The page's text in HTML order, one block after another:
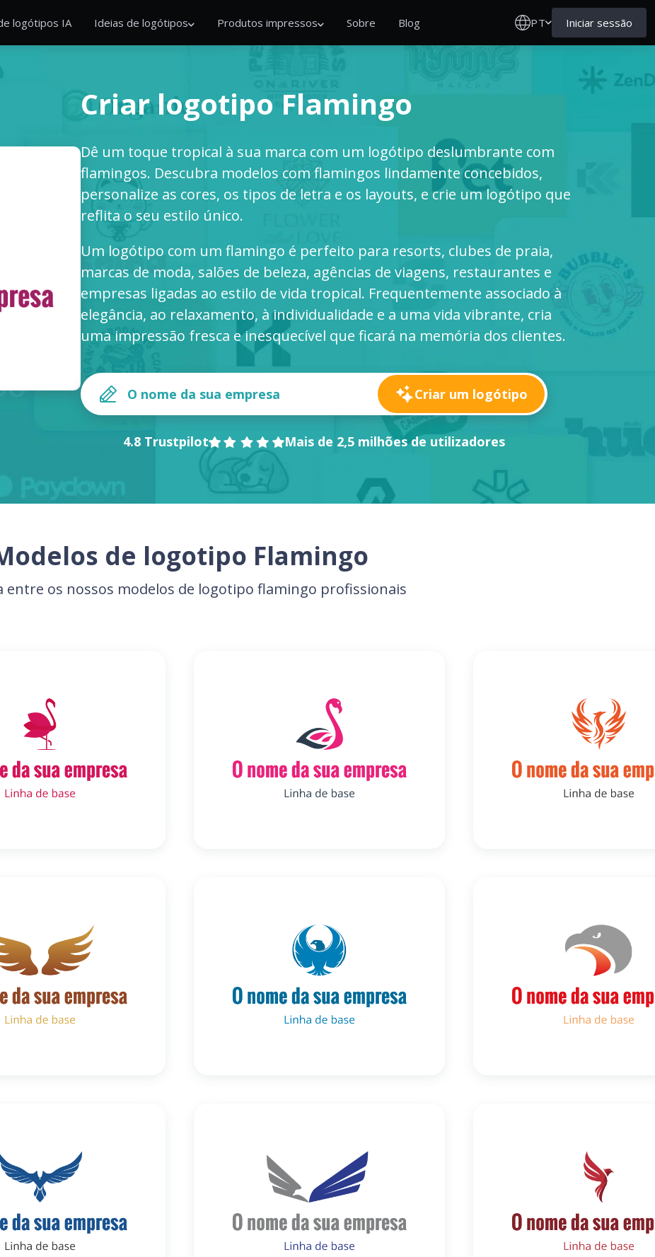
logótipos IA Ideias de logótipos Produtos impressos Sobre Blog PT Iniciar sessão
Criar logotipo Flamingo
Dê um toque tropical à sua marca com um logótipo deslumbrante com
flamingos. Descubra modelos com flamingos lindamente concebidos,
personalize as cores, os tipos de letra e os layouts, e crie um logótipo que
reflita o seu estilo único.
Um logótipo com um flamingo é perfeito para resorts, clubes de praia,
marcas de moda, salões de beleza, agências de viagens, restaurantes e
empresas ligadas ao estilo de vida tropical. Frequentemente associado à
elegância, ao relaxamento, à individualidade e a uma vida vibrante, cria
uma impressão fresca e inesquecível que ficará na memória dos clientes.
Criar um logótipo
4.8 Trustpilot Mais de 2,5 milhões de utilizadores
de logotipo Flamingo
entre os nossos modelos de logotipo flamingo profissionais